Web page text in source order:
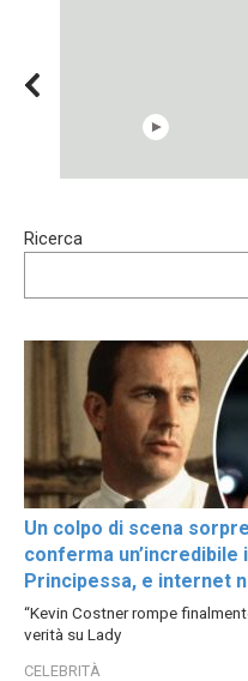
Trying BOLLYWOOD
Ricerca
Un colpo di scena
conferma
Principessa, e internet
“Kevin Costner rompe
verità su Lady
CELEBRITÀ